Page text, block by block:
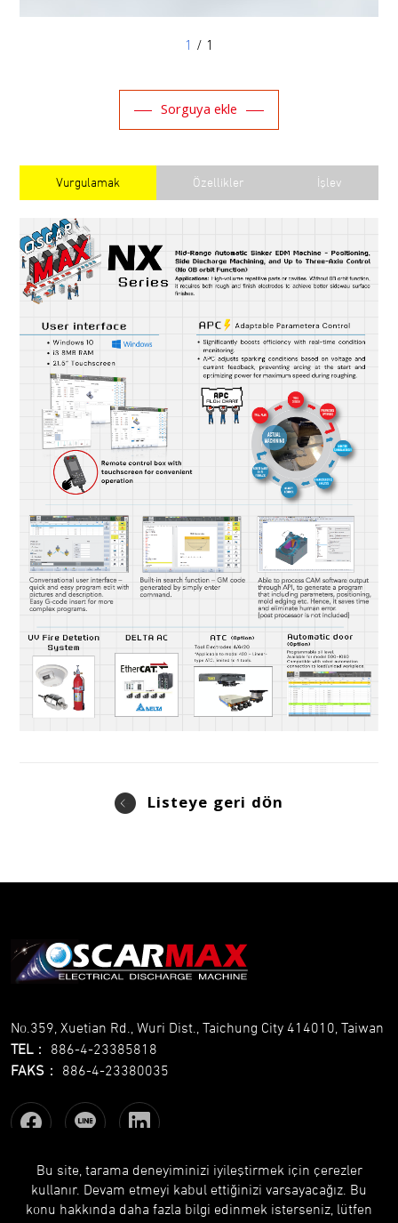
1 / 1
Sorguya ekle
Vurgulamak Özellikler İşlev
Listeye geri dön
No.359, Xuetian Rd., Wuri Dist., Taichung City 414010, Taiwan
TEL： 886-4-23385818
FAKS ： 886-4-23380035
Copyright © OSCARMAX All Rights Reserved.Designedby Lets
Media EZB2B
Bu site, tarama deneyiminizi iyileştirmek için çerezler
kullanır. Devam etmeyi kabul ettiğinizi varsayacağız. Bu
konu hakkında daha fazla bilgi edinmek isterseniz, lütfen